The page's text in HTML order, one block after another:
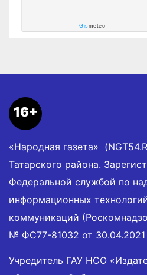
Gismeteo
16+
«Народная газета»
Татарского района.
Федеральной службой по
информационных
коммуникаций
№ ФС77-81032 от 30.04.2021
Учредитель ГАУ НСО